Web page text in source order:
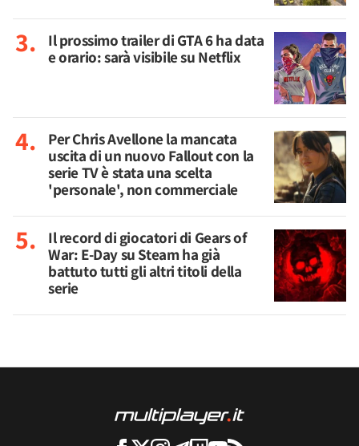
Il prossimo trailer di GTA 6 ha data
e orario: sarà visibile su Netflix
Per Chris Avellone la mancata
uscita di un nuovo Fallout con la
serie TV è stata una scelta
'personale', non commerciale
Il record di giocatori di Gears of
War: E-Day su Steam ha già
battuto tutti gli altri titoli della
serie